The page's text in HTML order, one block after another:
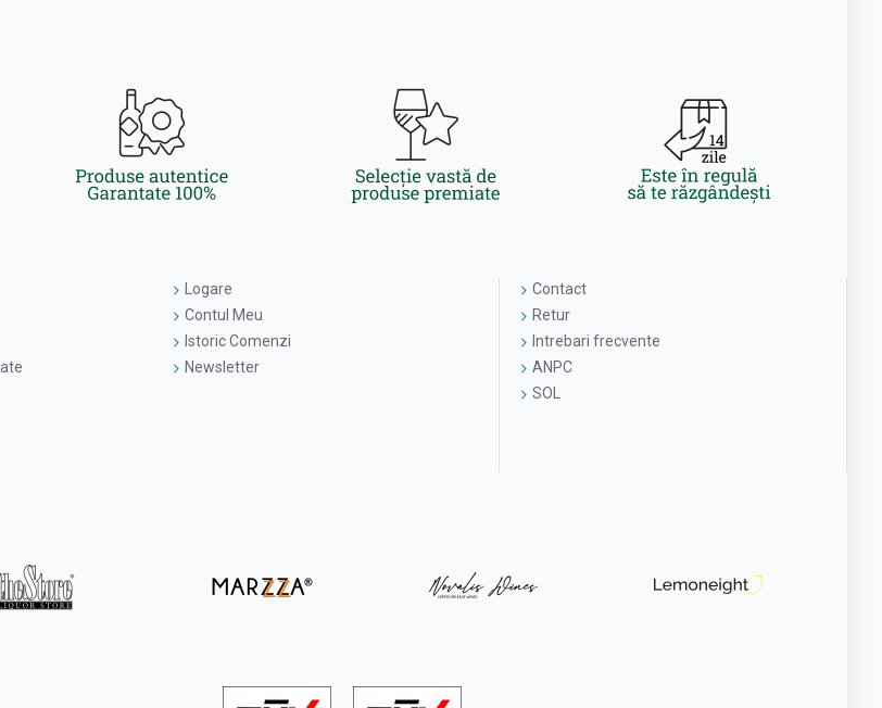
Logare
Contul Meu
Istoric Comenzi
Newsletter
Contact
Retur
Intrebari frecvente
ANPC
SOL